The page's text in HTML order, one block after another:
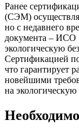
Ранее
(СЭМ)
но с недавнего
документа – ИСО
экологическую
Сертификацией
что гарантирует
новейшими
на экологическую